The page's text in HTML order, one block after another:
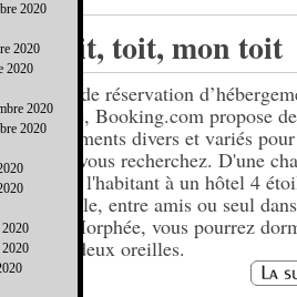
Toit, toit, mon toit
Site de réservation
ligne, Booking.com propose
logements divers et variés
que vous recherchez. D'une
chez l'habitant à un hôtel 4
couple, entre amis ou seul
de Morphée, vous pourrez
vos deux oreilles.
2020
2020
2020
2020
2020